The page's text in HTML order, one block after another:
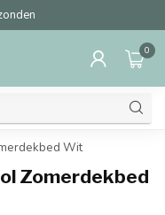
0
Wit
Zomerdekbed